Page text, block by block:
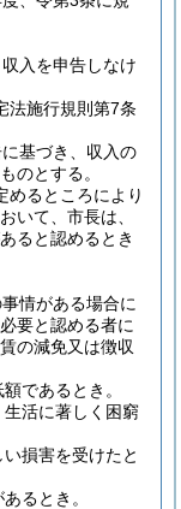
入を申告しなけ
法施行規則第7条
基づき、収入の
のとする。
めるところにより
いて、市長は、
ると認めるとき
情がある場合に
要と認める者に
の減免又は徴収
であるとき。
生活に著しく困窮
損害を受けたと
るとき。